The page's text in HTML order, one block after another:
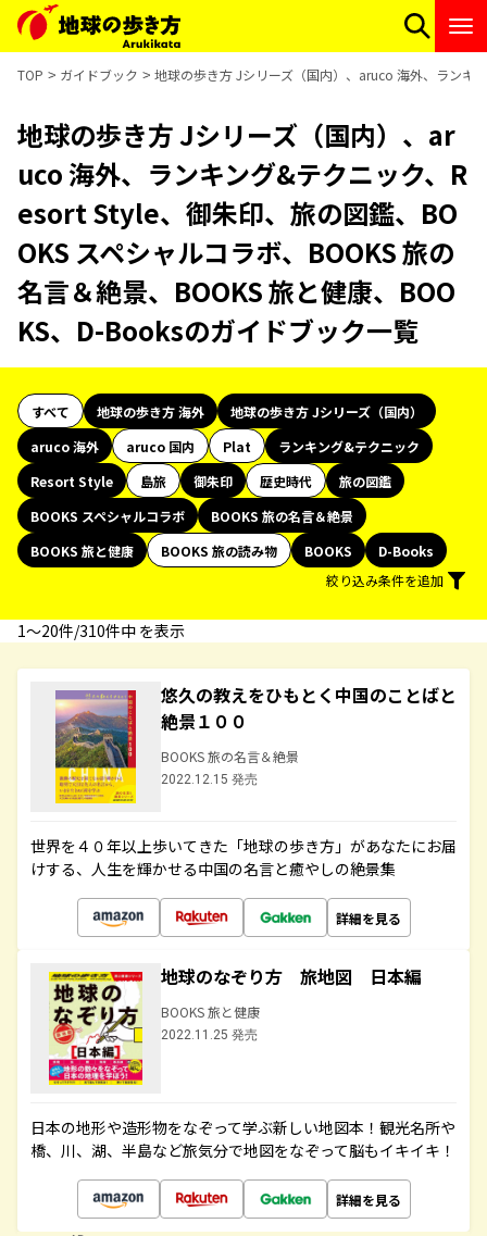
TOP ガイドブック 地球の歩き方 Jシリーズ（国内）、aruco 海外、ランキ
地球の歩き方 Jシリーズ（国内）、ar
uco 海外、ランキング&テクニック、R
esort Style、御朱印、旅の図鑑、BO
OKS スペシャルコラボ、BOOKS 旅の
名言＆絶景、BOOKS 旅と健康、BOO
KS、D-Booksのガイドブック一覧
すべて 地球の歩き方 海外
地球の歩き方 Jシリーズ（国内）
aruco 海外
aruco 国内 Plat
ランキング&テクニック
Resort Style
島旅 御朱印 歴史時代
旅の図鑑
BOOKS スペシャルコラボ
BOOKS 旅の名言＆絶景
BOOKS 旅と健康
BOOKS 旅の読み物 BOOKS
D-Books
絞り込み条件を追加
1〜20件/310件中 を表示
悠久の教えをひもとく中国のことばと
絶景１００
BOOKS 旅の名言＆絶景
2022.12.15 発売
世界を４０年以上歩いてきた「地球の歩き方」があなたにお届
けする、人生を輝かせる中国の名言と癒やしの絶景集
詳細を見る
地球のなぞり方 旅地図 日本編
BOOKS 旅と健康
2022.11.25 発売
日本の地形や造形物をなぞって学ぶ新しい地図本！観光名所や
橋、川、湖、半島など旅気分で地図をなぞって脳もイキイキ！
詳細を見る